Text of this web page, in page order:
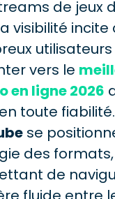
de jeux
visibilité incite
utilisateurs
vers le
en ligne 2026
toute fiabilité.
se
des formats,
de